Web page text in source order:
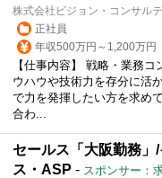
株式会社ビジョン・コンサル
正社員
年収500万円～1,200万円
【仕事内容】 戦略・業務
ウハウや技術力を存分に活
で力を発揮したい方を求め
合わ...
セールス「大阪勤務
ス・ASP - スポンサー：